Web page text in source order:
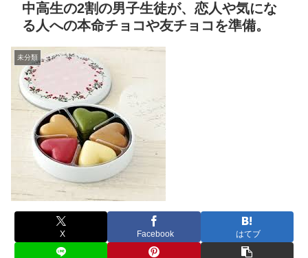
中高生の2割の男子生徒が、恋人や気にな
る人への本命チョコや友チョコを準備。
未分類
X Facebook はてブ